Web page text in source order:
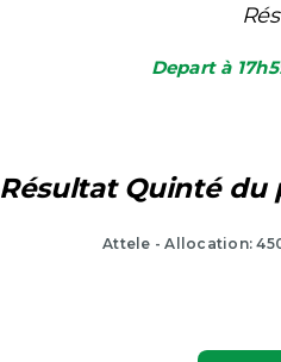
Depart à
Résultat Quinté du
Attele - Allocation: